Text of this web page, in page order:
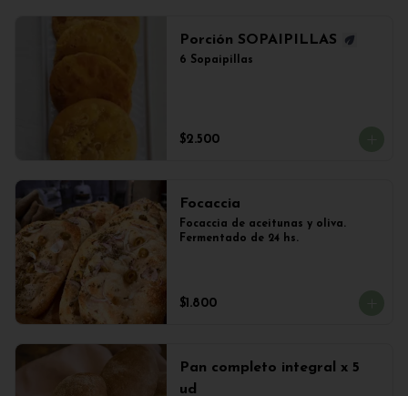
Porción SOPAIPILLAS
6 Sopaipillas
$2.500
Focaccia
Focaccia de aceitunas y oliva.
Fermentado de 24 hs.
$1.800
Pan completo integral x 5
ud